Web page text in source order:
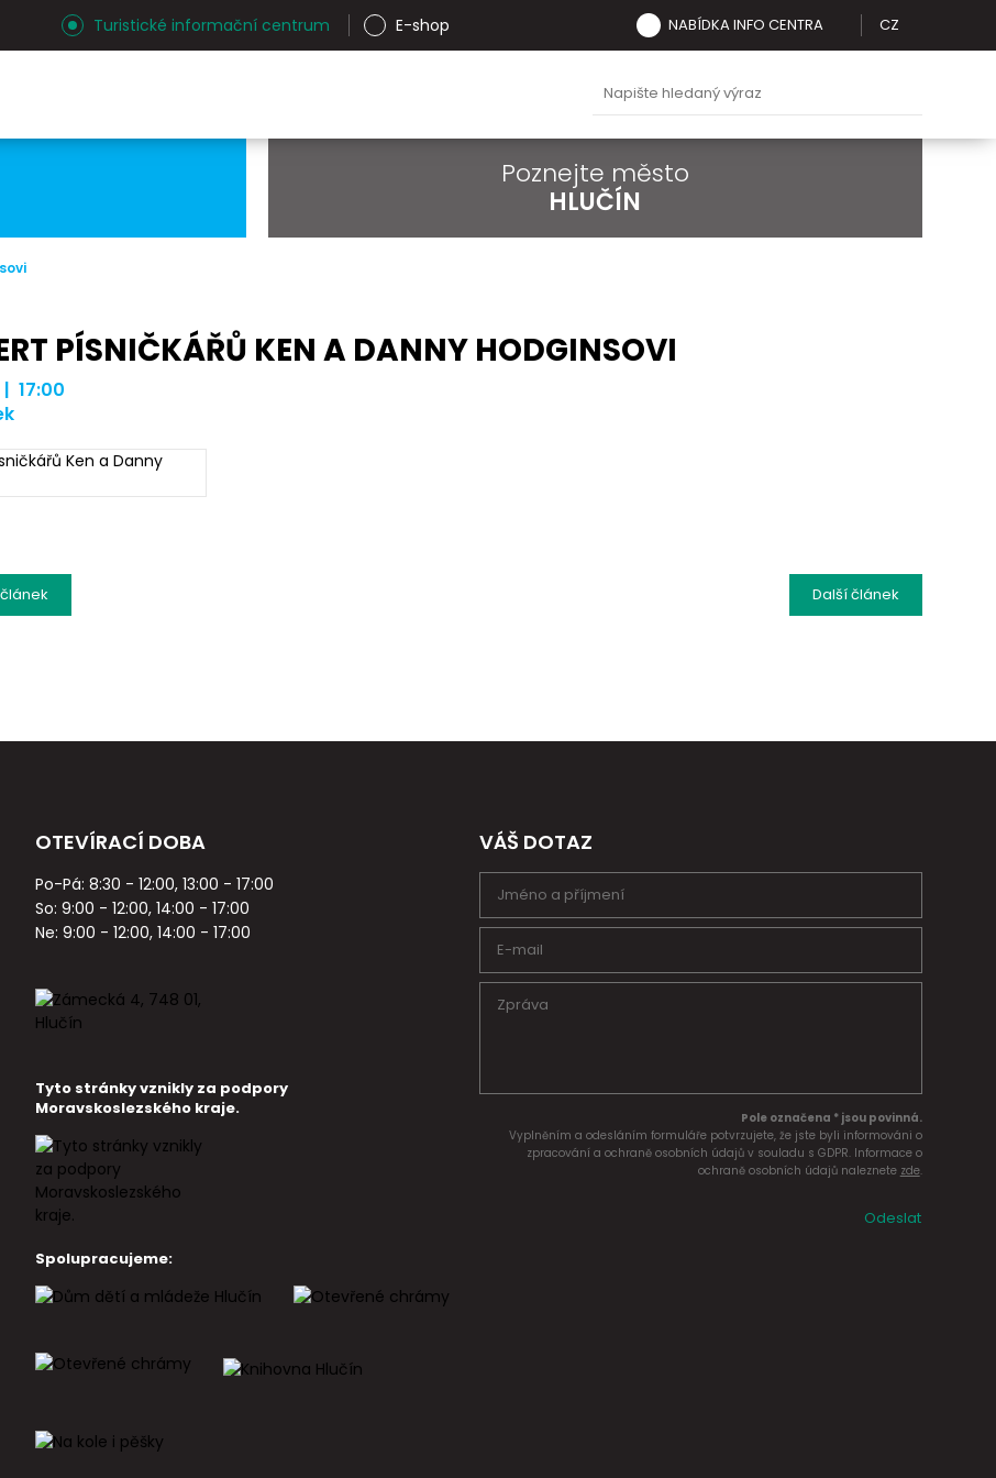
Turistické informační centrum E-shop NABÍDKA INFO CENTRA CZ
Poznejte město
HLUČÍN
PÍSNIČKÁŘŮ KEN A DANNY HODGINSOVI
17:00
Dalšíčlánek
článek
OTEVÍRACÍ DOBA
Po-Pá: 8:30 - 12:00, 13:00 - 17:00
So: 9:00 - 12:00, 14:00 - 17:00
Ne: 9:00 - 12:00, 14:00 - 17:00
Tyto stránky vznikly za podpory
Moravskoslezského kraje.
Spolupracujeme:
VÁŠ DOTAZ
Pole označena * jsou povinná.
Vyplněním a odesláním formuláře potvrzujete, že jste byli informováni o
zpracování a ochraně osobních údajů v souladu s GDPR. Informace o
ochraně osobních údajů naleznete zde.
Odeslat